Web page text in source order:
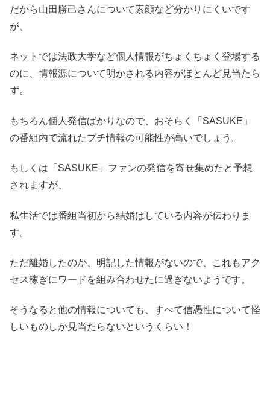
だから山田勝己さんについて素顔など分かりにくいです
が、
ネットでは法政大学など個人情報がちょくちょく登場する
のに、情報源について明かされる内容がほとんど見当たら
ず。
もちろん個人発信ばかりなので、おそらく「SASUKE」
の番組内で流れたプチ情報の可能性が高いでしょう。
もしくは「SASUKE」ファンの発信を寄せ集めたと予想
されますが、
私生活では番組当初から結婚はしている内容が伝わりま
す。
ただ離婚したのか、明記した情報がないので、これもアク
セス稼ぎにワードを組み合わせたに過ぎないようです。
そうなると他の情報についても、すべて信憑性について怪
しいものしか見当たらないというくらい！